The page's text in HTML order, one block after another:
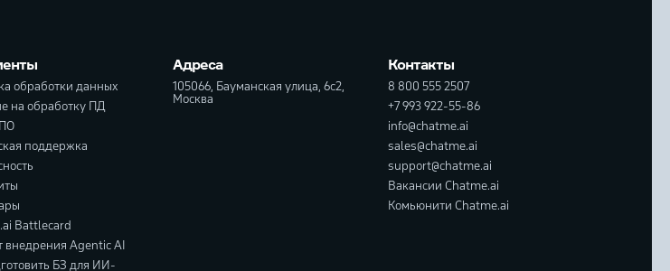
обработки данных
на обработку ПД
поддержка
Battlecard
внедрения Agentic AI
БЗ для ИИ-
Адреса
105066, Бауманская улица, 6с2,
Москва
Контакты
8 800 555 2507
+7 993 922-55-86
info@chatme.ai
sales@chatme.ai
support@chatme.ai
Вакансии Chatme.ai
Комьюнити Chatme.ai